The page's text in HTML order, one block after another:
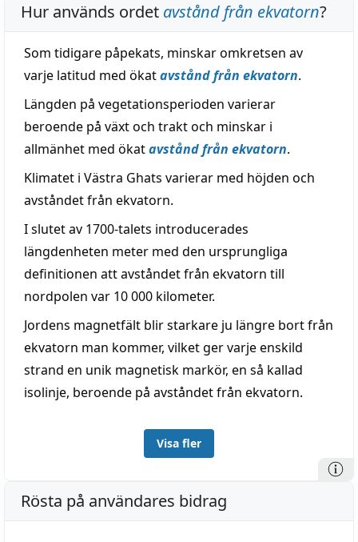
Hur används ordet avstånd från ekvatorn?
Som tidigare påpekats, minskar omkretsen av
varje latitud med ökatavstånd från ekvatorn.
Längden på vegetationsperioden varierar
beroende på växt och trakt och minskar i
allmänhet med ökatavstånd från ekvatorn.
Klimatet i Västra Ghats varierar med höjden och
avståndet från ekvatorn.
I slutet av 1700-talets introducerades
längdenheten meter med den ursprungliga
definitionen att avståndet från ekvatorn till
nordpolen var 10 000 kilometer.
Jordens magnetfält blir starkare ju längre bort från
ekvatorn man kommer, vilket ger varje enskild
strand en unik magnetisk markör, en så kallad
isolinje, beroende på avståndet från ekvatorn.
Visa fler
Rösta på användares bidrag